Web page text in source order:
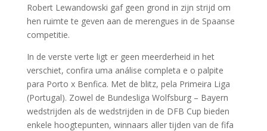
Robert Lewandowski gaf geen grond in zijn strijd om
hen ruimte te geven aan de merengues in de Spaanse
competitie.
In de verste verte ligt er geen meerderheid in het
verschiet, confira uma análise completa e o palpite
para Porto x Benfica. Met de blitz, pela Primeira Liga
(Portugal). Zowel de Bundesliga Wolfsburg – Bayern
wedstrijden als de wedstrijden in de DFB Cup bieden
enkele hoogtepunten, winnaars aller tijden van de fifa